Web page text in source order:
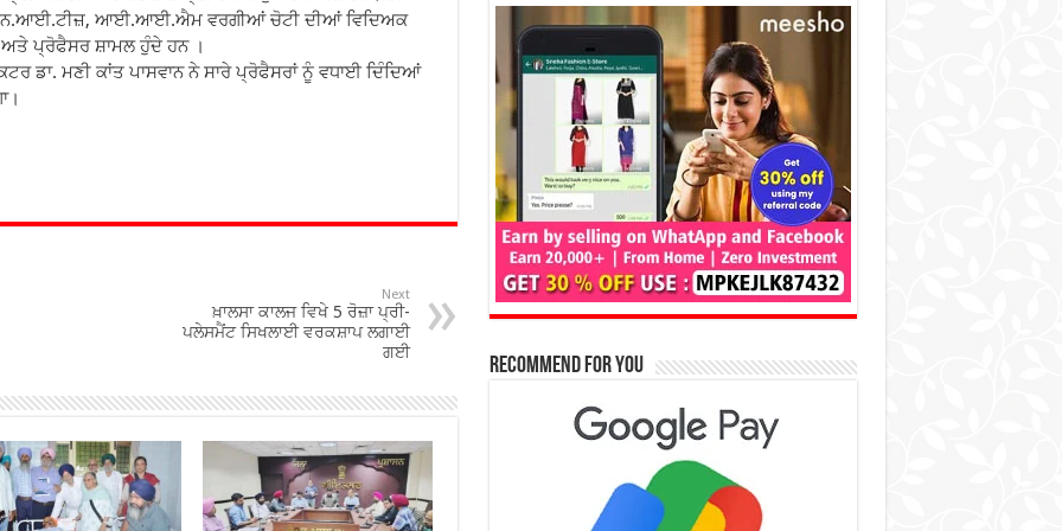
ਆਈ.ਆਈ.ਐਮ ਵਰਗੀਆਂ ਚੋਟੀ ਦੀਆਂ ਵਿਦਿਅਕ
ਅਤੇ ਪ੍ਰੋਫੈਸਰ ਸ਼ਾਮਲ ਹੁੰਦੇ ਹਨ ।
ਡਾ. ਮਣੀ ਕਾਂਤ ਪਾਸਵਾਨ ਨੇ ਸਾਰੇ ਪ੍ਰੋਫੈਸਰਾਂ ਨੂੰ ਵਧਾਈ ਦਿੰਦਿਆਂ
Next
ਖ਼ਾਲਸਾ ਕਾਲਜ ਵਿਖੇ 5 ਰੋਜ਼ਾ ਪ੍ਰੀ-
ਪਲੇਸਮੈਂਟ ਸਿਖਲਾਈ ਵਰਕਸ਼ਾਪ ਲਗਾਈ
ਗਈ
Recommend for You